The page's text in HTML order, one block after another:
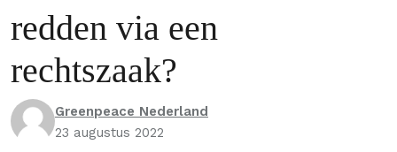
redden via een
rechtszaak?
Greenpeace Nederland
23 augustus 2022